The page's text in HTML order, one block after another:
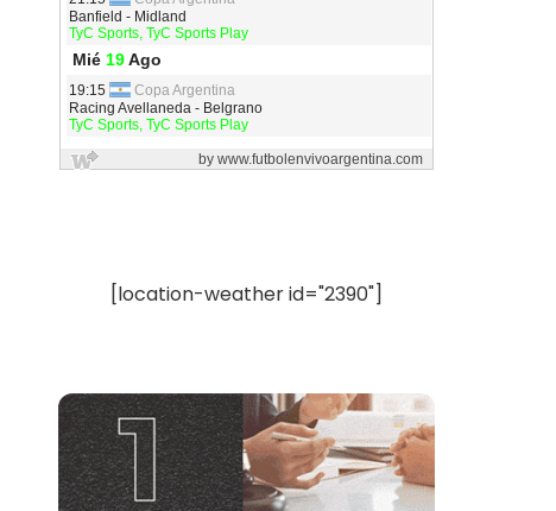
[location-weather id="2390"]